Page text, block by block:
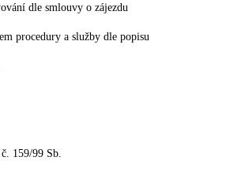
dle smlouvy o zájezdu
procedury a služby dle popisu
159/99 Sb.